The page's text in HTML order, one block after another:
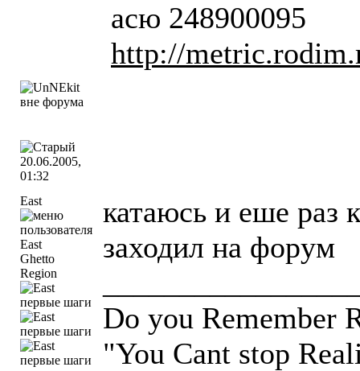
асю 248900095
http://
20.06.2005,
01:32
East
Ghetto
Region
катаюсь и еше раз
заходил на форум
Do you Remember
"You Cant stop